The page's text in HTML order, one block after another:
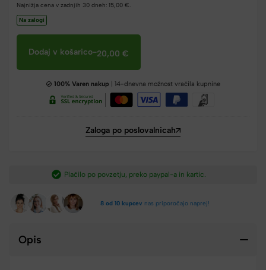
Najnižja cena v zadnjih 30 dneh: 15,00 €
Na zalogi
Dodaj v košarico-20,00 €
100% Varen nakup | 14-dnevna možnost vračila kupnine
Zaloga po poslovalnicah
Plačilo po povzetju, preko paypal-a in kartic.​
8 od 10 kupcev nas priporočajo naprej!
Opis